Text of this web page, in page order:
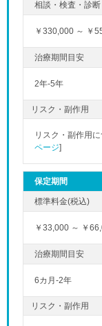
￥330,000 ～ ￥
2年-5年
リスク・副作用
リスク・副作用
ページ]
保定期間
￥33,000 ～ ￥
6カ月-2年
リスク・副作用